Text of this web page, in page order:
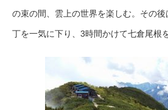
の束の間、雲上の世界を楽しむ。その
丁を一気に下り、3時間かけて七倉尾根